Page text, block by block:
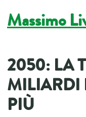
Massimo
2050: LA
MILIARDI
PIÙ